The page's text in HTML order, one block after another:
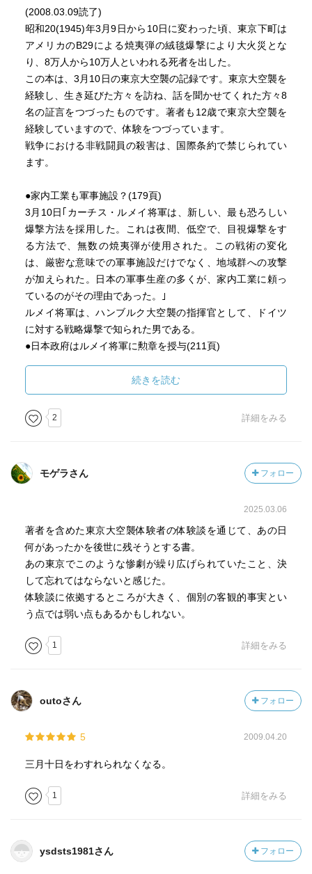
(2008.03.09読了)
昭和20(1945)年3月9日から10日に変わった頃、東京下町は
アメリカのB29による焼夷弾の絨毯爆撃により大火災とな
り、8万人から10万人といわれる死者を出した。
この本は、3月10日の東京大空襲の記録です。東京大空襲を
経験し、生き延びた方々を訪ね、話を聞かせてくれた方々8
名の証言をつづったものです。著者も12歳で東京大空襲を
経験していますので、体験をつづっています。
戦争における非戦闘員の殺害は、国際条約で禁じられてい
ます。
●家内工業も軍事施設？(179頁)
3月10日｢カーチス・ルメイ将軍は、新しい、最も恐ろしい
爆撃方法を採用した。これは夜間、低空で、目視爆撃をす
る方法で、無数の焼夷弾が使用された。この戦術の変化
は、厳密な意味での軍事施設だけでなく、地域群への攻撃
が加えられた。日本の軍事生産の多くが、家内工業に頼っ
ているのがその理由であった。｣
ルメイ将軍は、ハンブルク大空襲の指揮官として、ドイツ
に対する戦略爆撃で知られた男である。
●日本政府はルメイ将軍に勲章を授与(211頁)
カーチス･ルメイ将軍が、日本政府から勲一等旭日大綬章を
受けた。受賞の理由は｢日本の航空自衛隊の育成に努力し
た｣というのである。｣
●東京大空襲の被害(14頁)
味142分間に、死者8万8793名、傷者4万918名、罹災者100
万8005名、焼失した家屋は26万7171軒、半焼した家屋971
被害は主として江東ゼロメートル地帯に集中し、浅草区、
深川区、本所区、城東区の四区は、ほとんど全滅に近い決
定的ともいえる大被害を受けた。
●火のすごさ(58頁)
｢おっそろしい火力だね。空気に火がつくんじゃないかえ｣
と、母が走りながら、私のほうへ顔をねじって言う。
(防火壕にいても、隅田川に架かる橋の上にいても、川に浮
●ガソリンもまいた(62頁)
える人が少なくない。また一説には、そのガソリンはゼリ
ー状だったと主張する人もいる。
●白熱状態(88頁)
囲に広がったとき、地上は、焼夷弾そのものや、火災によ
あめのように、ぐにゃぐにゃに曲がる。その状態では、火
飛び込んだ人も、ながく頭を水上に出していると、髪の毛
が、突然燃えはじめるから、時々水の中にもぐらなければ
続きを読む
2 詳細をみる
モゲラさん フォロー
2025.03.06
著者を含めた東京大空襲体験者の体験談を通じて、あの日
何があったかを後世に残そうとする書。
あの東京でこのような惨劇が繰り広げられていたこと、決
して忘れてはならないと感じた。
体験談に依拠するところが大きく、個別の客観的事実とい
う点では弱い点もあるかもしれない。
1 詳細をみる
outoさん フォロー
5 2009.04.20
三月十日をわすれられなくなる。
1 詳細をみる
ysdsts1981さん フォロー